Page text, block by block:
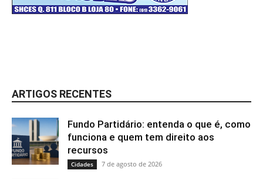
ARTIGOS RECENTES
Fundo Partidário: entenda o que é, como
funciona e quem tem direito aos
recursos
Cidades 7 de agosto de 2026